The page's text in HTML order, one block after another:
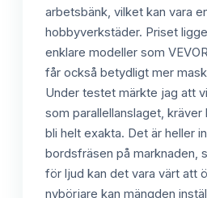
arbetsbänk, vilket kan vara
hobbyverkstäder. Priset
enklare modeller som
får också betydligt mer
Under testet märkte jag att
som parallellanslaget,
bli helt exakta. Det är heller
bordsfräsen på marknaden,
för ljud kan det vara värt att
nybörjare kan mängden